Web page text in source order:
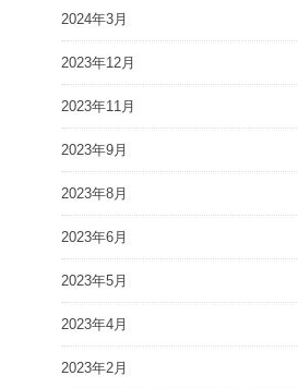
2024年3月
2023年12月
2023年11月
2023年9月
2023年8月
2023年6月
2023年5月
2023年4月
2023年2月